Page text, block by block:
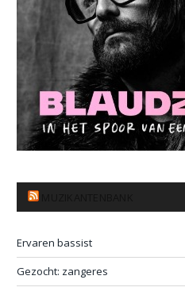
Ervaren bassist
Gezocht: zangeres